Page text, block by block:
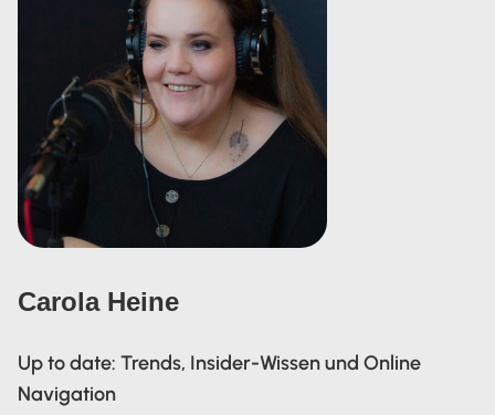
Carola Heine
Up to date: Trends, Insider-Wissen und Online
Navigation